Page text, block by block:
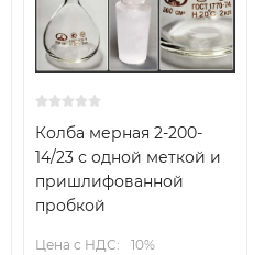
Колба мерная 2-200-
14/23 с одной меткой и
пришлифованной
пробкой
Цена с НДС: 10%